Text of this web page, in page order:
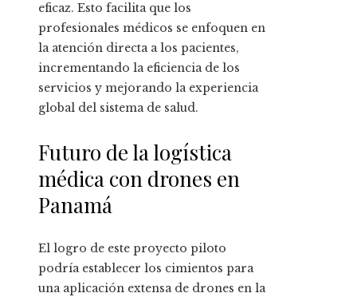
eficaz. Esto facilita que los
profesionales médicos se enfoquen en
la atención directa a los pacientes,
incrementando la eficiencia de los
servicios y mejorando la experiencia
global del sistema de salud.
Futuro de la logística
médica con drones en
Panamá
El logro de este proyecto piloto
podría establecer los cimientos para
una aplicación extensa de drones en la